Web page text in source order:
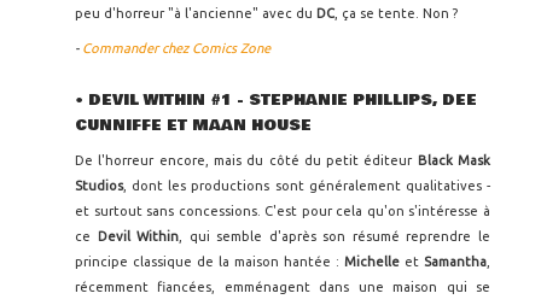
peu d'horreur "à l'ancienne" avec du DC , ça se tente. Non ?
- Commander chez Comics Zone
• DEVIL WITHIN #1 - STEPHANIE PHILLIPS, DEE
CUNNIFFE ET MAAN HOUSE
De l'horreur encore, mais du côté du petit éditeur Black Mask
Studios, dont les productions sont généralement qualitatives -
et surtout sans concessions. C'est pour cela qu'on s'intéresse à
ce
Devil Within , qui semble d'après son résumé reprendre le
principe classique de la maison hantée : Michelle et Samantha
récemment fiancées, emménagent dans une maison qui se